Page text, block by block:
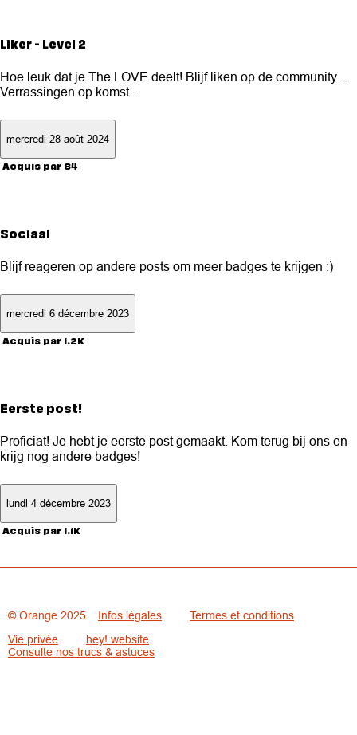
Liker - Level 2
Hoe leuk dat je The LOVE deelt! Blijf liken op de community...
Verrassingen op komst...
mercredi 28 août 2024
Acquis par 84
Sociaal
Blijf reageren op andere posts om meer badges te krijgen :)
mercredi 6 décembre 2023
Acquis par 1.2K
Eerste post!
Proficiat! Je hebt je eerste post gemaakt. Kom terug bij ons en
krijg nog andere badges!
lundi 4 décembre 2023
Acquis par 1.1K
© Orange 2025 Infos légales
Termes et conditions
Vie privée
hey! website
Consulte nos trucs & astuces